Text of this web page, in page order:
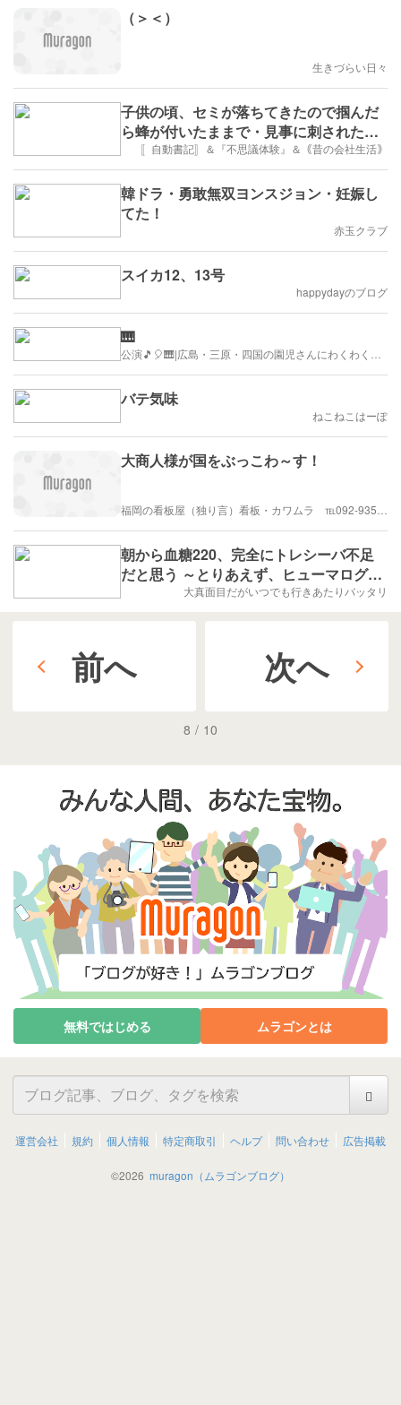
（＞＜）
生きづらい日々
子供の頃、セミが落ちてきたので掴んだ
ら蜂が付いたままで・見事に刺された記
憶アリです～隣に来ていた植木屋さんが
お宅の木に蜂の巣が・役所で獲って貰っ
てと・私が木を切って駆除～今思えば怖
い話でした！
〚自動書記〛＆『不思議体験』＆｟昔の会社生活｠
韓ドラ・勇敢無双ヨンスジョン・妊娠し
てた！
赤玉クラブ
スイカ12、13号
happydayのブログ
🎹
バテ気味
ねこねこはーぽ
大商人様が国をぶっこわ～す！
朝から血糖220、完全にトレシーバ不足
だと思う ～とりあえず、ヒューマログで
大真面目だがいつでも行きあたりバッタリ
前へ 次へ
8 / 10
無料ではじめる ムラゴンとは
運営会社 規約 個人情報 特定商取引 ヘルプ 問い合わせ 広告掲載
©2026 muragon（ムラゴンブログ）